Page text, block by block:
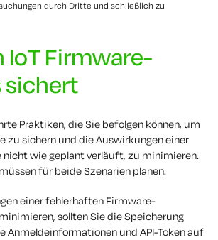
durch Dritte und schließlich zu
IoT Firmware-
sichert
Praktiken, die Sie befolgen können, um
zu sichern und die Auswirkungen einer
nicht wie geplant verläuft, zu minimieren.
für beide Szenarien planen.
einer fehlerhaften Firmware-
sollten Sie die Speicherung
Anmeldeinformationen und API-Token auf